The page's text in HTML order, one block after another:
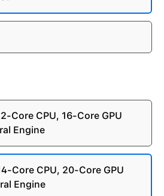
Core CPU, 16-Core GPU
Engine
Core CPU, 20-Core GPU
Engine